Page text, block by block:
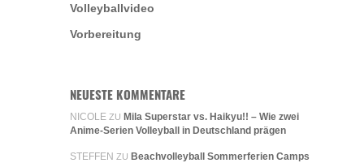
Volleyballvideo
Vorbereitung
NEUESTE KOMMENTARE
NICOLE ZU Mila Superstar vs. Haikyu!! – Wie zwei
Anime-Serien Volleyball in Deutschland prägen
STEFFEN ZU Beachvolleyball Sommerferien Camps